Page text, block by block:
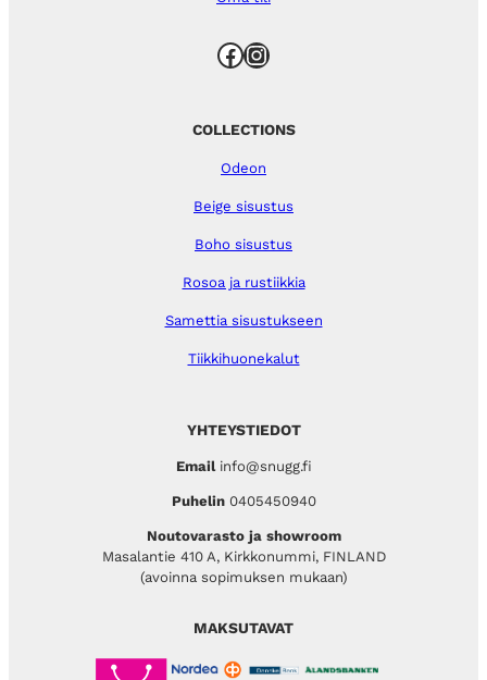
Facebook Instagram
YHTEYSTIEDOT
Emailinfo@snugg.fi
Puhelin 0405450940
Noutovarasto ja showroom
Masalantie 410 A, Kirkkonummi, FINLAND
(avoinna sopimuksen mukaan)
COLLECTIONS
Odeon
Beige sisustus
Boho sisustus
Rosoa ja rustiikkia
Samettia sisustukseen
Tiikkihuonekalut
MAKSUTAVAT